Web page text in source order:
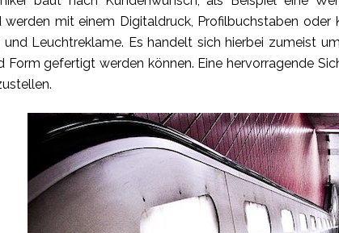
mit einem Digitaldruck, Profilbuchstaben
und Leuchtreklame. Es handelt sich hierbei zumeist
Form gefertigt werden können. Eine hervorragende